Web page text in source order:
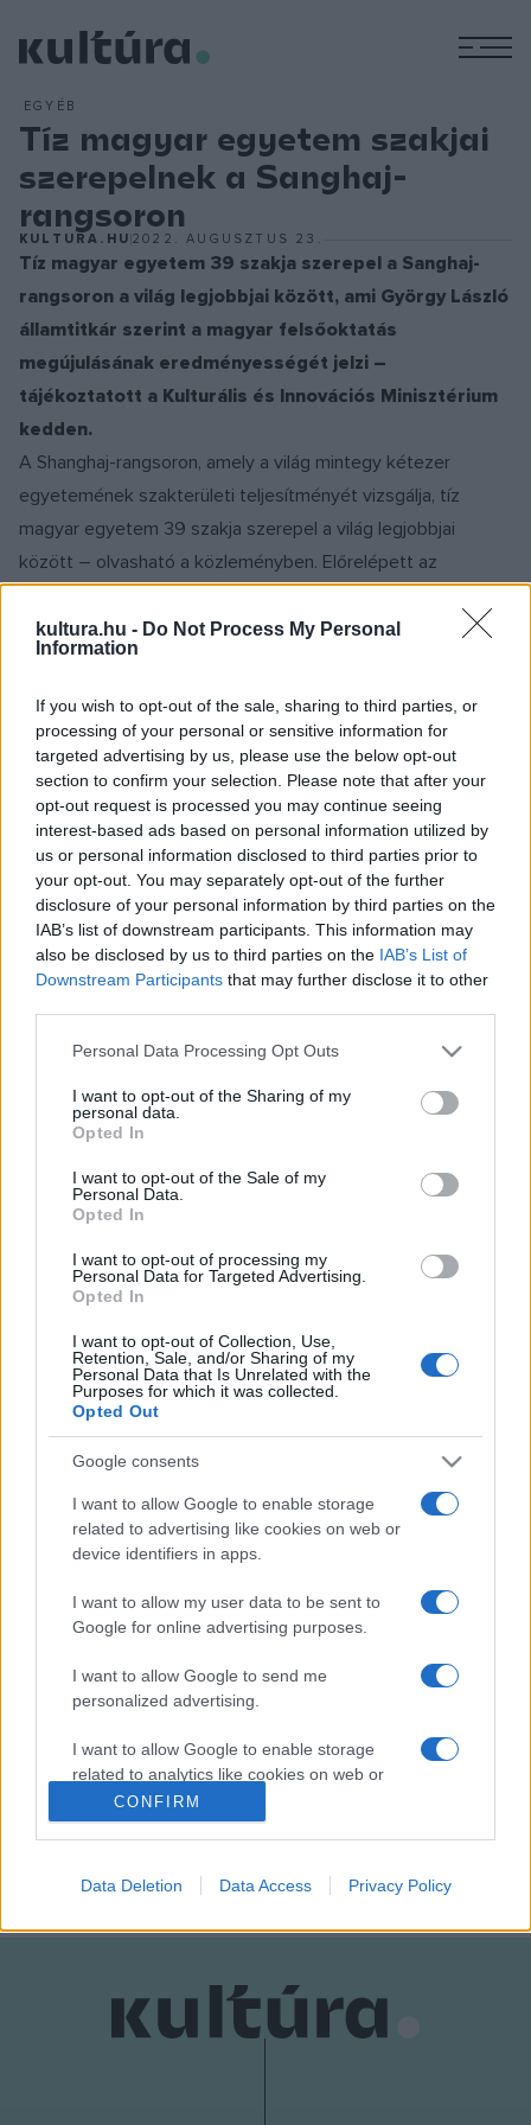
kultura.hu - Do Not Process My Personal
Information
If you wish to opt-out of the sale, sharing to third parties, or
processing of your personal or sensitive information for
targeted advertising by us, please use the below opt-out
section to confirm your selection. Please note that after your
opt-out request is processed you may continue seeing
interest-based ads based on personal information utilized by
us or personal information disclosed to third parties prior to
your opt-out. You may separately opt-out of the further
disclosure of your personal information by third parties on the
IAB’s list of downstream participants. This information may
also be disclosed by us to third parties on the IAB’s List of
Downstream Participants that may further disclose it to other
Please note that this website/app uses one or more Google
not limited to your visit or usage behaviour. You may click to
grant or deny consent to Google and its third-party tags to
use your data for below specified purposes in below Google
consent section.
Personal Data Processing Opt Outs
I want to opt-out of the Sharing of my
personal data.
Opted In
I want to opt-out of the Sale of my
Personal Data.
Opted In
I want to opt-out of processing my
Personal Data for Targeted Advertising.
Opted In
I want to opt-out of Collection, Use,
Retention, Sale, and/or Sharing of my
Personal Data that Is Unrelated with the
Purposes for which it was collected.
Opted Out
Google consents
I want to allow Google to enable storage
related to advertising like cookies on web or
device identifiers in apps.
I want to allow my user data to be sent to
Google for online advertising purposes.
I want to allow Google to send me
personalized advertising.
I want to allow Google to enable storage
related to analytics like cookies on web or
device identifiers in apps.
related to functionality of the website or app.
I want to allow Google to enable storage
related to security, including authentication
functionality and fraud prevention, and other
CONFIRM
Data Deletion Data Access Privacy Policy
EGYÉB
Tíz magyar egyetem szakjai
szerepelnek a Sanghaj-
rangsoron
KULTURA.HU 2022. AUGUSZTUS 23.
Tíz magyar egyetem 39 szakja szerepel a Sanghaj-
rangsoron a világ legjobbjai között, ami György László
államtitkár szerint a magyar felsőoktatás
megújulásának eredményességét jelzi –
tájékoztatott a Kulturális és Innovációs Minisztérium
kedden.
A Shanghaj-rangsoron, amely a világ mintegy kétezer
egyetemének szakterületi teljesítményét vizsgálja, tíz
magyar egyetem 39 szakja szerepel a világ legjobbjai
között – olvasható a közleményben. Előrelépett az
Budapesti Műszaki és Gazdaságtudományi Egyetem a
matematika és az Eötvös Loránd Tudományegyetem a
biológia területén.
Emellett az idei listára felkerült a Semmelweis Egyetem és a
Szegedi Tudományegyetem gyógyszerészeti tudományok
szakja. A rangsorokban a szakterületek legalább egy
kategóriát előreléptek, amely kategóriától függően 50–100
helyezést jelent. A közleményben idézték György László
innovációért és felsőoktatásért felelős államtitkárt, aki azt
mondta: „Az a célunk, hogy 2030-ra Magyarországot Kelet-
Közép-Európa tudásközpontjává tegyük. Ezt szolgálja a
amelyben az intézmények a többi között vállalják a
nemzetközi rangsorokban való előrelépést is. Az első
eredmények azt mutatják, hogy az irány jó, folyamatosan
legrangosabb felsőoktatási rangsora (THE, QS) közül a THE-
rangsorban négy éve hét, két éve mindkét rangsorban nyolc,
ma már egyaránt tizenegy magyar egyetem szerepel,
amelyekbe hallgatóink kétharmada jár. Célunk, hogy ez a
A listára felkerült csaknem kétezer egyetem vizsgált szakjai
a természettudományok, a mérnöki tudományok, az
élettudományok, az orvostudományok és a
társadalomtudományok területét érintik, és rangsorolásuk
számos tudományos mutatót figyelembe véve történik,
beleértve a kutatási teljesítményt és annak hatását, a
nemzetközi együttműködést, a kutatás minőségét és a
nemzetközi tudományos díjakat – közölték.
KULTURÁLIS ÉS INNOVÁCIÓS MINISZTÉRIUM
MEGOSZTÁS